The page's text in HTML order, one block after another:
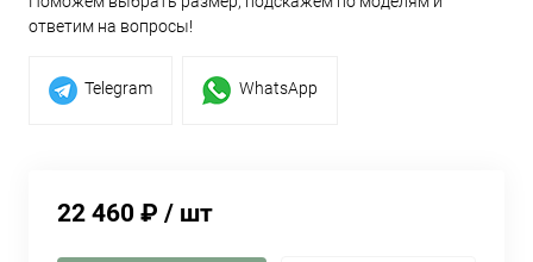
ответим на вопросы!
Telegram WhatsApp
22 460 ₽ / шт